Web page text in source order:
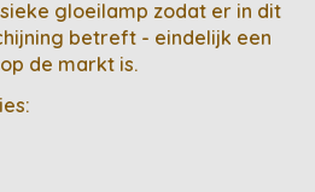
gloeilamp zodat er in dit
betreft - eindelijk een
de markt is.